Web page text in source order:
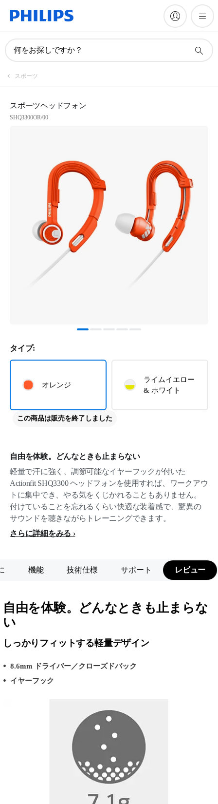
何をお探しですか？
スポーツ
スポーツヘッドフォン
SHQ3300OR/00
自由を体験。どんなときも止まらない
軽量で汗に強く、調節可能なイヤーフックが付いた
Actionfit SHQ3300 ヘッドフォンを使用すれば、ワークアウ
トに集中でき、やる気をくじかれることもありません。
付けていることを忘れるくらい快適な装着感で、驚異の
サウンドを聴きながらトレーニングできます。
さらに詳細をみる
タイプ:
オレンジ
ライムイエロー
& ホワイト
この商品は販売を終了しました
機能 技術仕様 サポート レビュー
自由を体験。どんなときも止まらな
い
しっかりフィットする軽量デザイン
8.6mm ドライバー／クローズドバック
イヤーフック